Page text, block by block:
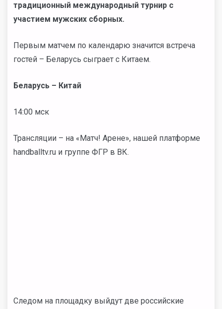
традиционный международный турнир с
участием мужских сборных.
Первым матчем по календарю значится встреча
гостей – Беларусь сыграет с Китаем.
Беларусь – Китай
14:00 мск
Трансляции – на «Матч! Арене», нашей платформе
handballtv.ru и группе ФГР в ВК.
Следом на площадку выйдут две российские